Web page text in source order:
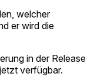
welcher
er wird die
in der Release
verfügbar.